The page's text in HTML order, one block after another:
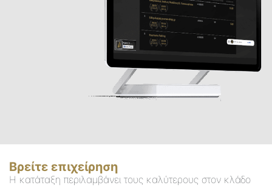
Βρείτε επιχείρηση
Η κατάταξη περιλαμβάνει τους καλύτερους στον κλάδο